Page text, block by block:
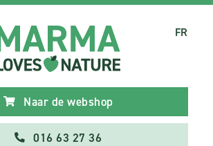
Naar de webshop
016 63 27 36
FR